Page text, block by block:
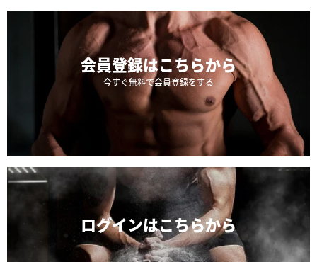
会員登録はこちらから
今すぐ無料で会員登録をする
ログインはこちらから